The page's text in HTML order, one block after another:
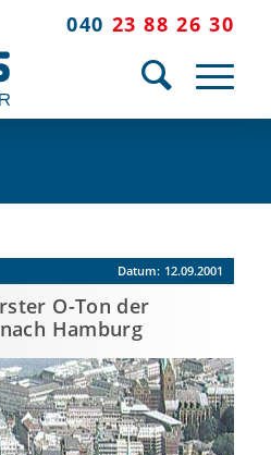
040 23 88 26 30
Datum: 12.09.2001
O-Ton der
Hamburg